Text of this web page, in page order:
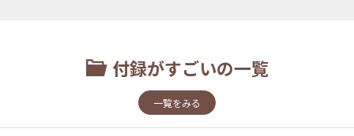
付録がすごいの一覧
一覧をみる